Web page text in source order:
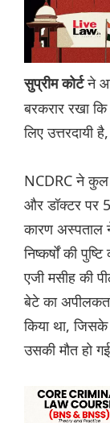
सुप्रीम कोर्टने
बरकरार रखा
लिए उत्तरदायी
NCDRC ने
और डॉक्टर पर
कारण अस्पताल
निष्कर्षों की
एजी मसीह की
बेटे का
किया था, जिसके
उसकी मौत हो